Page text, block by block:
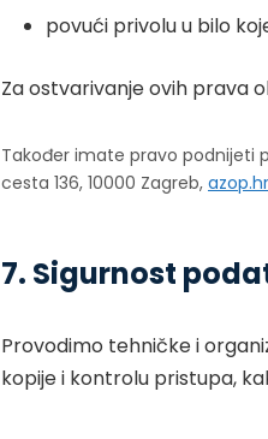
povući privolu u bilo
Za ostvarivanje ovih prava
Također imate pravo podnijeti
cesta 136, 10000 Zagreb, azop.hr
7. Sigurnost
Provodimo tehničke i
kopije i kontrolu pristupa,